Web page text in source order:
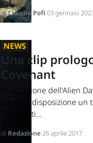
diClaudio Pofi 03 gennaio
NEWS
Una clip
Covenant
In occasione dell'Alien
messo a disposizione
tre minuti...
di Redazione26 aprile 2017